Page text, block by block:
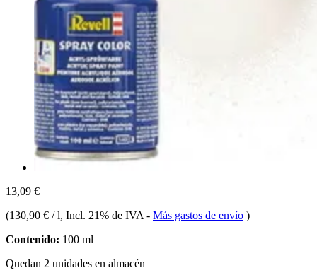
13,09 €
(130,90 € / l, Incl. 21% de IVA - Más gastos de envío )
Contenido: 100 ml
Quedan 2 unidades en almacén